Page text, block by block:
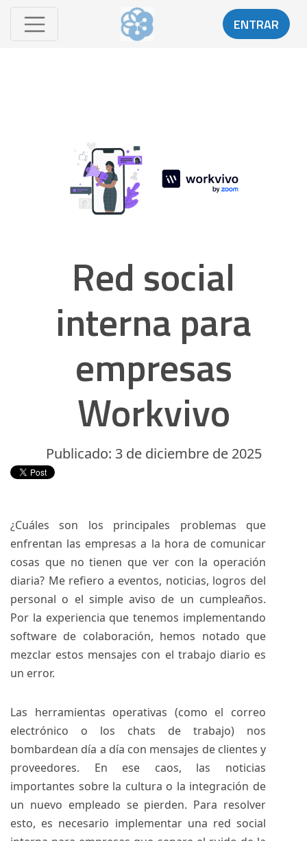
ENTRAR
Red social
interna para
empresas
Workvivo
Publicado: 3 de diciembre de 2025
¿Cuáles son los principales problemas que
enfrentan las empresas a la hora de comunicar
cosas que no tienen que ver con la operación
diaria? Me refiero a eventos, noticias, logros del
personal o el simple aviso de un cumpleaños.
Por la experiencia que tenemos implementando
software de colaboración, hemos notado que
mezclar estos mensajes con el trabajo diario es
un error.
Las herramientas operativas (como el correo
electrónico o los chats de trabajo) nos
bombardean día a día con mensajes de clientes y
proveedores. En ese caos, las noticias
importantes sobre la cultura o la integración de
un nuevo empleado se pierden. Para resolver
esto, es necesario implementar una red social